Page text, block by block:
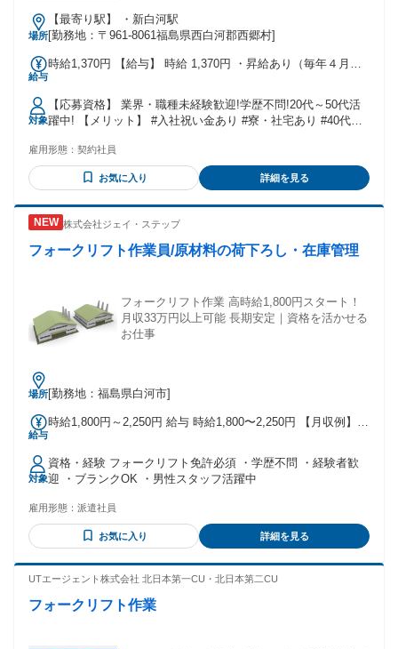
場所
【最寄り駅】 ・新白河駅
[勤務地：〒961-8061福島県西白河郡西郷村]
給与
時給1,370円 【給与】 時給 1,370円 ・昇給あり（毎年４月）
対象
【応募資格】 業界・職種未経験歓迎!学歴不問!20代～50代活
躍中! 【メリット】 #入社祝い金あり #寮・社宅あり #40代も
し #未経験者歓迎 #学歴不問 #住宅手当あり
雇用形態： 契約社員
お気に入り 詳細を見る
株式会社ジェイ・ステップ
フォークリフト作業員/原材料の荷下ろし・在庫管理
フォークリフト作業 高時給1,800円スタート！
月収33万円以上可能 長期安定｜資格を活かせる
お仕事
場所[勤務地：福島県白河市]
給与
時給1,800円～2,250円 給与 時給1,800〜2,250円 【月収例】
業：2,250円×10時間＝22,500円 交通費：10,000円（社内規定
あり） 月収33万円以上可能！
対象
資格・経験 フォークリフト免許必須 ・学歴不問 ・経験者歓
迎 ・ブランクOK ・男性スタッフ活躍中
雇用形態： 派遣社員
お気に入り 詳細を見る
UTエージェント株式会社 北日本第一CU・北日本第二CU
フォークリフト作業